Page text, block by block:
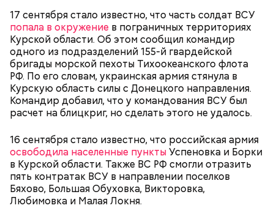
17 сентября стало известно, что часть солдат ВСУ
попала в окружение в пограничных территориях
Курской области. Об этом сообщил командир
одного из подразделений 155-й гвардейской
бригады морской пехоты Тихоокеанского флота
РФ. По его словам, украинская армия стянула в
Курскую область силы с Донецкого направления.
Командир добавил, что у командования ВСУ был
расчет на блицкриг, но сделать этого не удалось.
16 сентября стало известно, что российская армия
освободила населенные пунктыУспеновка и Борки
в Курской области. Также ВС РФ смогли отразить
пять контратак ВСУ в направлении поселков
Бяхово, Большая Обуховка, Викторовка,
Любимовка и Малая Локня.
Спагетти из кабачков
— В дыне содержится много сахара, который
представлен фруктозой. С одной стороны — это
хорошо, потому что дает энергию. Но важно
помнить, что сладкими дынями не нужно сильно
увлекаться, так же как и арбузами, людям с
сахарным диабетом и лишним весом, —
подчеркнула доктор.